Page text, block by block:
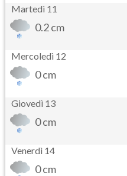
Martedì 11
0.2 cm
Mercoledì 12
0 cm
Giovedì 13
0 cm
Venerdì 14
0 cm